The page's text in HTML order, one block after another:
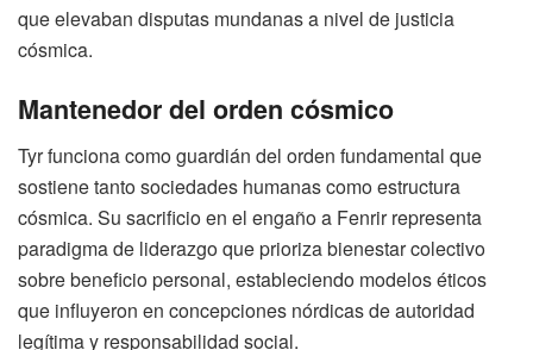
que elevaban disputas mundanas a nivel de justicia
cósmica.
Mantenedor del orden cósmico
Tyr funciona como guardián del orden fundamental que
sostiene tanto sociedades humanas como estructura
cósmica. Su sacrificio en el engaño a Fenrir representa
paradigma de liderazgo que prioriza bienestar colectivo
sobre beneficio personal, estableciendo modelos éticos
que influyeron en concepciones nórdicas de autoridad
legítima y responsabilidad social.